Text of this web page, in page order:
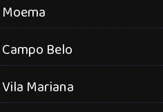
Moema
Campo Belo
Vila Mariana